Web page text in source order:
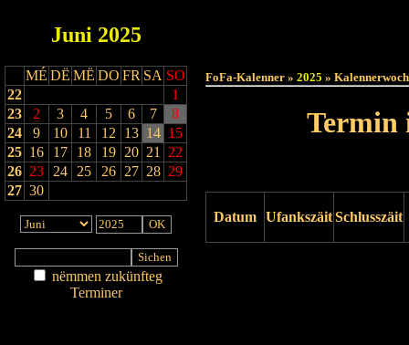
Juni 2025
MÉ DË MË DO FR SA SO
22
1
23
2 3 4 5 6 7
8
24
9 10 11 12 13 14 15
25 16 17 18 19 20 21
22
26 23 24 25 26 27 28 29
27 30
nëmmen zukünfteg
Terminer
FoFa-Kalenner » 2025 »
Termin
Datum UfankszäitSchlusszäit